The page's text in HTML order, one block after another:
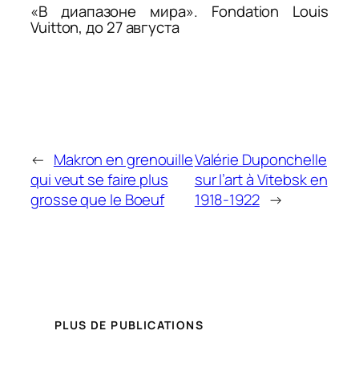
«В диапазоне мира». Fondation Louis
Vuitton, до 27 августа
← Makron en grenouille
qui veut se faire plus
grosse que le Boeuf
Valérie Duponchelle
sur l’art à Vitebsk en
1918-1922 →
PLUS DE PUBLICATIONS